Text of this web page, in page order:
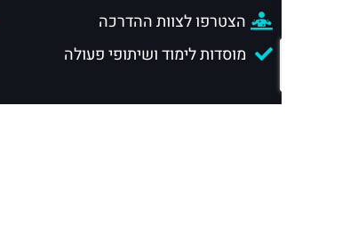
הצטרפו לצוות ההדרכה
מוסדות לימוד ושיתופי פעולה